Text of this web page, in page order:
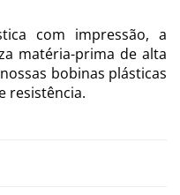
com impressão, a
matéria-prima de alta
bobinas plásticas
resistência.